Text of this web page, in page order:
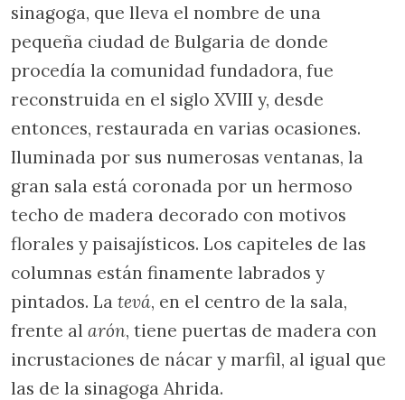
sinagoga, que lleva el nombre de una
pequeña ciudad de Bulgaria de donde
procedía la comunidad fundadora, fue
reconstruida en el siglo XVIII y, desde
entonces, restaurada en varias ocasiones.
Iluminada por sus numerosas ventanas, la
gran sala está coronada por un hermoso
techo de madera decorado con motivos
florales y paisajísticos. Los capiteles de las
columnas están finamente labrados y
pintados. La tevá, en el centro de la sala,
frente al arón, tiene puertas de madera con
incrustaciones de nácar y marfil, al igual que
las de la sinagoga Ahrida.